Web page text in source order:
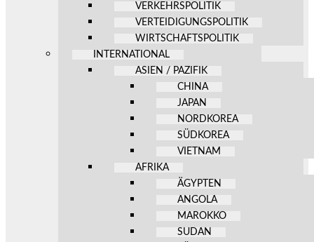
VERKEHRSPOLITIK
VERTEIDIGUNGSPOLITIK
WIRTSCHAFTSPOLITIK
INTERNATIONAL
ASIEN / PAZIFIK
CHINA
JAPAN
NORDKOREA
SÜDKOREA
VIETNAM
AFRIKA
ÄGYPTEN
ANGOLA
MAROKKO
SUDAN